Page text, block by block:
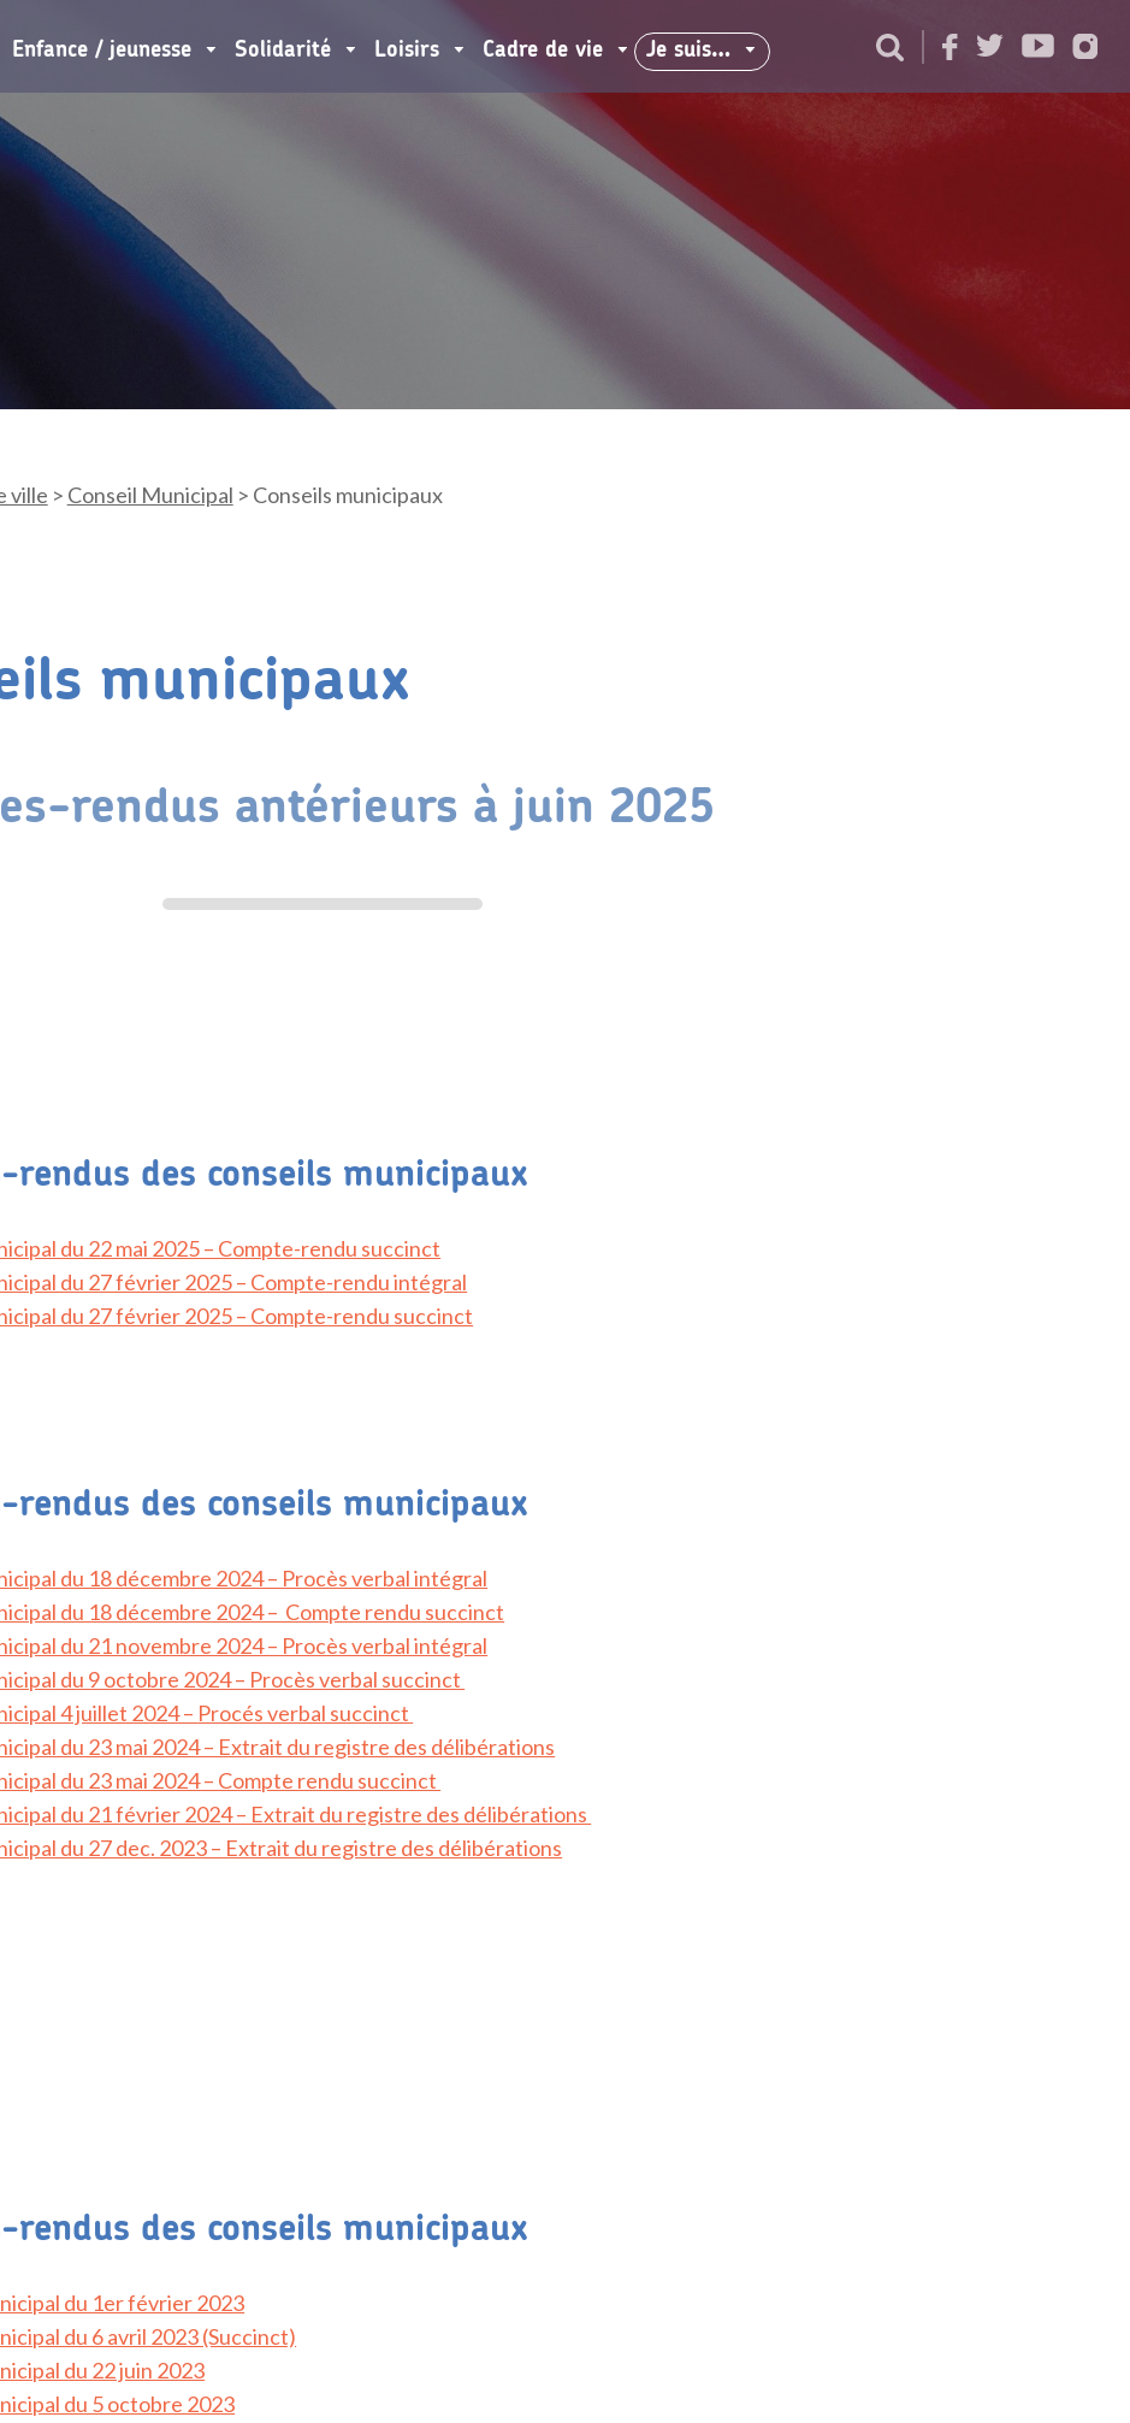
Enfance / jeunesse Solidarité Loisirs Cadre de vie Je suis…
ville > Conseil Municipal > Conseils municipaux
municipaux
rendus antérieurs à juin 2025
rendus des conseils municipaux
du 22 mai 2025 – Compte-rendu succinct
du 27 février 2025 – Compte-rendu intégral
du 27 février 2025 – Compte-rendu succinct
rendus des conseils municipaux
du 18 décembre 2024 – Procès verbal intégral
du 18 décembre 2024 – Compte rendu succinct
du 21 novembre 2024 – Procès verbal intégral
du 9 octobre 2024 – Procès verbal succinct
4 juillet 2024 – Procés verbal succinct
du 23 mai 2024 – Extrait du registre des délibérations
du 23 mai 2024 – Compte rendu succinct
du 21 février 2024 – Extrait du registre des délibérations
du 27 dec. 2023 – Extrait du registre des délibérations
rendus des conseils municipaux
du 1er février 2023
du 6 avril 2023 (Succinct)
du 22 juin 2023
du 5 octobre 2023